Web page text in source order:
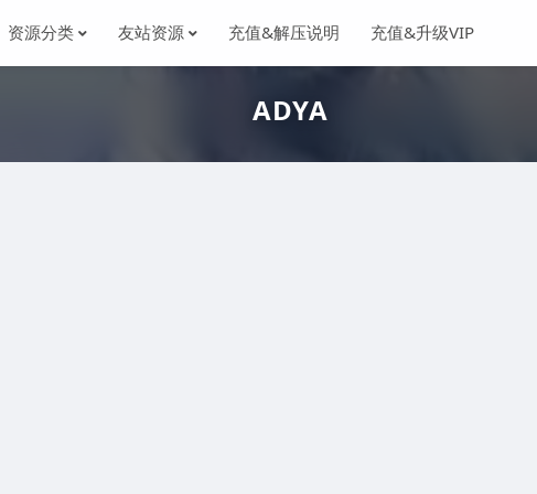
资源分类 友站资源 充值&解压说明 充值&升级VIP
ADYA